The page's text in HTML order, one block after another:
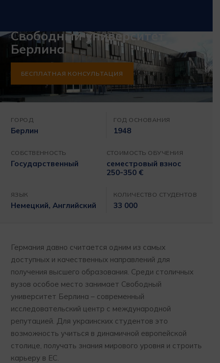
Свободный университет
Берлина
БЕСПЛАТНАЯ КОНСУЛЬТАЦИЯ
ГОРОД
Берлин
ГОД ОСНОВАНИЯ
1948
СОБСТВЕННОСТЬ
Государственный
СТОИМОСТЬ ОБУЧЕНИЯ
семестровый взнос
250-350 €
ЯЗЫК
Немецкий, Английский
КОЛИЧЕСТВО СТУДЕНТОВ
33 000
Германия давно считается одним из самых
доступных и качественных направлений для
получения высшего образования. Среди столичных
вузов особое место занимает Свободный
университет Берлина – современный
исследовательский центр с международной
репутацией. Для украинских студентов это
возможность учиться в динамичной европейской
столице, получать знания мирового уровня и строить
карьеру в ЕС.